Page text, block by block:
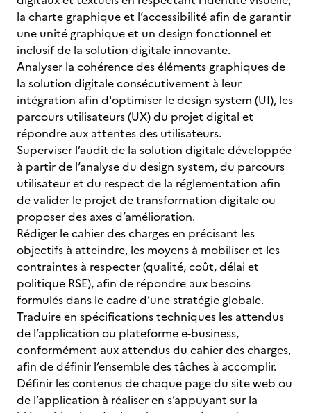
la charte graphique et l’accessibilité afin de garantir
une unité graphique et un design fonctionnel et
inclusif de la solution digitale innovante.
Analyser la cohérence des éléments graphiques de
la solution digitale consécutivement à leur
intégration afin d'optimiser le design system (UI), les
parcours utilisateurs (UX) du projet digital et
répondre aux attentes des utilisateurs.
Superviser l’audit de la solution digitale développée
à partir de l’analyse du design system, du parcours
utilisateur et du respect de la réglementation afin
de valider le projet de transformation digitale ou
proposer des axes d’amélioration.
Rédiger le cahier des charges en précisant les
objectifs à atteindre, les moyens à mobiliser et les
contraintes à respecter (qualité, coût, délai et
politique RSE), afin de répondre aux besoins
formulés dans le cadre d’une stratégie globale.
Traduire en spécifications techniques les attendus
de l’application ou plateforme e-business,
conformément aux attendus du cahier des charges,
afin de définir l’ensemble des tâches à accomplir.
Définir les contenus de chaque page du site web ou
de l’application à réaliser en s’appuyant sur la